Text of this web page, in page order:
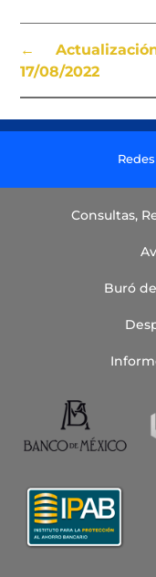
←
17/08/2022
Consultas,
Buró